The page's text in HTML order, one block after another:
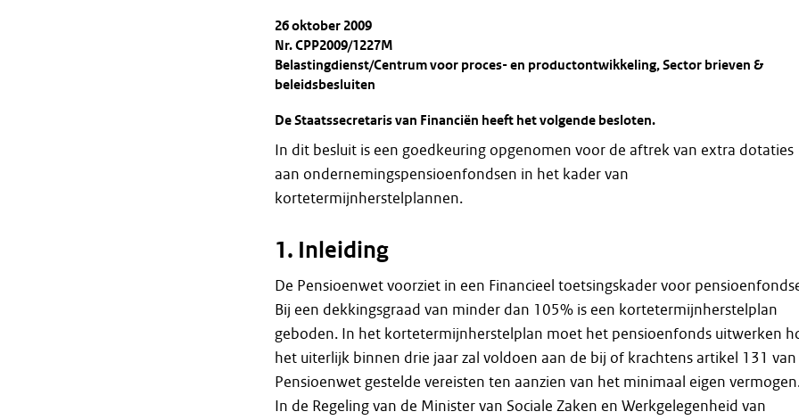
26 oktober 2009
Nr. CPP2009/1227M
Belastingdienst/Centrum voor proces- en productontwikkeling, Sector brieven &
beleidsbesluiten
De Staatssecretaris van Financiën heeft het volgende besloten.
In dit besluit is een goedkeuring opgenomen voor de aftrek van extra dotaties
aan ondernemingspensioenfondsen in het kader van
kortetermijnherstelplannen.
1. Inleiding
De Pensioenwet voorziet in een Financieel toetsingskader voor
Bij een dekkingsgraad van minder dan 105% is een kortetermijnherstelplan
geboden. In het kortetermijnherstelplan moet het pensioenfonds uitwerken
het uiterlijk binnen drie jaar zal voldoen aan de bij of krachtens artikel 131
Pensioenwet gestelde vereisten ten aanzien van het minimaal eigen
In de Regeling van de Minister van Sociale Zaken en Werkgelegenheid van